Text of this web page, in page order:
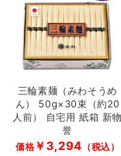
三輪素麺（みわそうめ
ん） 50g×30束（約20
人前） 自宅用 紙箱 新物
誉
価格 ￥3,294 （税込）